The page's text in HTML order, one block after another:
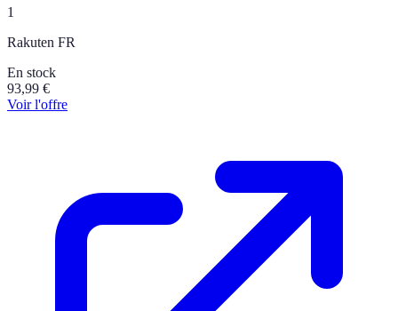
1
Rakuten FR
En stock
93,99 €
Voir l'offre